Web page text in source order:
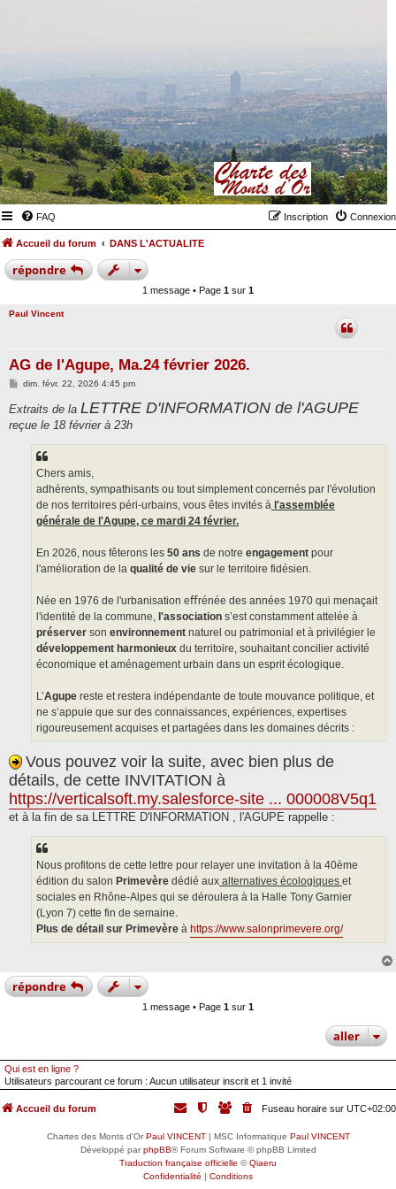
FAQ Connexion
Inscription
Accueil du forum DANS L'ACTUALITE
répondre
1 message • Page 1 sur 1
Paul Vincent
AG de l'Agupe, Ma.24 février 2026.
M
s
a
dim. févr. 22, 2026 4:45 pm
Extraits de la LETTRE D'INFORMATION de l'AGUPE
reçue le 18 février à 23h
Chers amis,
adhérents, sympathisants ou tout simplement concernés par l'évolution
de nos territoires péri-urbains, vous êtes invités à l'assemblée
générale de l'Agupe, ce mardi 24 février.
En 2026, nous fêterons les 50 ans de notre engagement pour
l'amélioration de la qualité de vie sur le territoire fidésien.
Née en 1976 de l'urbanisation eﬀrénée des années 1970 qui menaçait
l'identité de la commune, l'association s’est constamment attelée à
préserver son environnement naturel ou patrimonial et à privilégier le
développement harmonieux du territoire, souhaitant concilier activité
économique et aménagement urbain dans un esprit écologique.
L’Agupe reste et restera indépendante de toute mouvance politique, et
ne s’appuie que sur des connaissances, expériences, expertises
rigoureusement acquises et partagées dans les domaines décrits :
Vous pouvez voir la suite, avec bien plus de
détails, de cette INVITATION à
https://verticalsoft.my.salesforce-site ... 000008V5q1
et à la fin de sa LETTRE D'INFORMATION , l'AGUPE rappelle :
Nous profitons de cette lettre pour relayer une invitation à la 40ème
édition du salon Primevère dédié aux alternatives écologiques et
sociales en Rhône-Alpes qui se déroulera à la Halle Tony Garnier
(Lyon 7) cette fin de semaine.
Plus de détail sur Primevère à https://www.salonprimevere.org/
répondre
1 message • Page 1 sur 1
aller
Qui est en ligne ?
Utilisateurs parcourant ce forum : Aucun utilisateur inscrit et 1 invité
Accueil du forum Fuseau horaire sur UTC+02:00
Chartes des Monts d'OrPaul VINCENT| MSC Informatique Paul VINCENT
Développé parphpBB® Forum Software © phpBB Limited
Traduction française officielle ©Qiaeru
Confidentialité | Conditions